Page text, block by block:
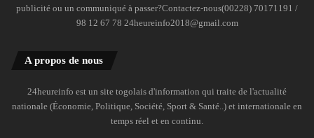
publicité ou un communiqué à passer?Contactez-nous(00228) 70171191 /
98 12 67 78 24heureinfo2018@gmail.com
A propos de nous
24heureinfo est un site togolais d'information qui traite de l'actualité
nationale (Économie, Politique, Société, Sport & Santé..) et internationale en
temps réel et en continu.